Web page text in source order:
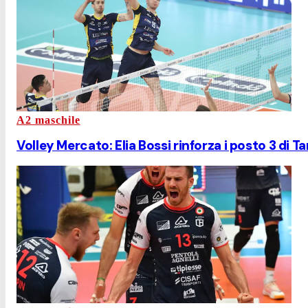
A2 maschile
Volley Mercato: Elia Bossi rinforza i posto 3 di